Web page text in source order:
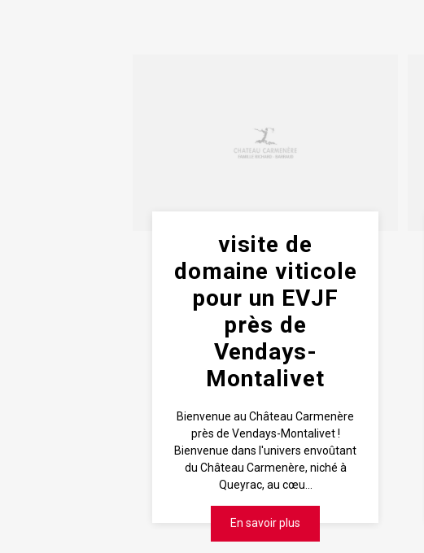
visite de
domaine viticole
pour un EVJF
près de
Vendays-
Montalivet
Bienvenue au Château Carmenère
près de Vendays-Montalivet !
Bienvenue dans l'univers envoûtant
du Château Carmenère, niché à
Queyrac, au cœu...
En savoir plus